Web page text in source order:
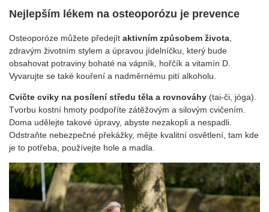
Nejlepším lékem na osteoporózu je prevence
Osteoporóze můžete předejít aktivním způsobem života
zdravým životním stylem a úpravou jídelníčku, který bude
obsahovat potraviny bohaté na vápník, hořčík a vitamín D.
Vyvarujte se také kouření a nadměrnému pití alkoholu.
Cvičte cviky na posílení středu těla a rovnováhy (tai-či, jóga).
Tvorbu kostní hmoty podpoříte zátěžovým a silovým cvičením.
Doma udělejte takové úpravy, abyste nezakopli a nespadli.
Odstraňte nebezpečné překážky, mějte kvalitní osvětlení, tam kde
je to potřeba, používejte hole a madla.